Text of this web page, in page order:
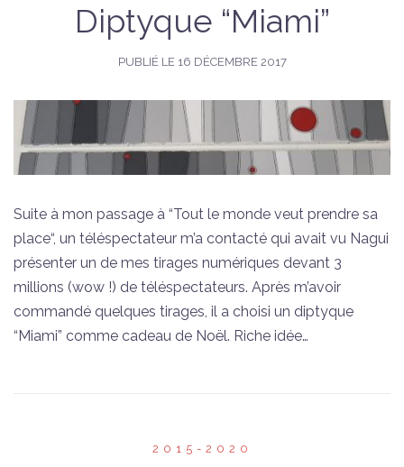
Diptyque “Miami”
PUBLIÉ LE 16 DÉCEMBRE 2017
Suite à mon passage à “Tout le monde veut prendre sa
place“, un téléspectateur m’a contacté qui avait vu Nagui
présenter un de mes tirages numériques devant 3
millions (wow !) de téléspectateurs. Après m’avoir
commandé quelques tirages, il a choisi un diptyque
“Miami” comme cadeau de Noël. Riche idée…
2015-2020